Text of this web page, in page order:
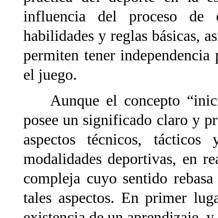
influencia del proceso de
habilidades y reglas básicas,
permiten tener
el juego.
Aunque el concepto
posee un significado claro y
aspectos técnicos,
modalidades deportivas, en
compleja cuyo sentido
tales aspectos. En primer